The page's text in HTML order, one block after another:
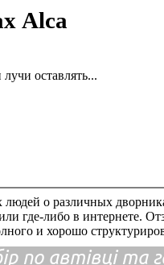
Alca
оставлять...
о различных
где-либо в интернете.
и хорошо
по автівці та